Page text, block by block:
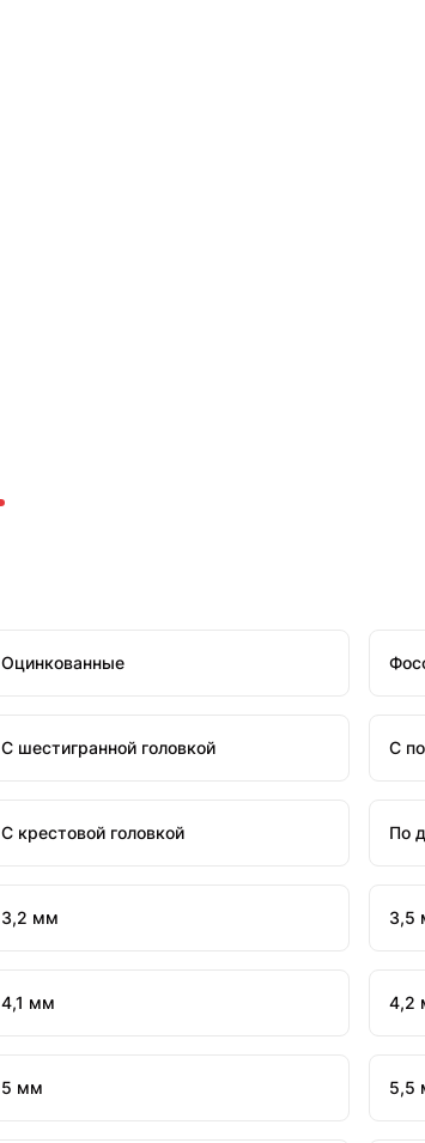
Оцинкованные
С шестигранной головкой С
С крестовой головкой По
3,2 мм 3,5
4,1 мм 4,2
5 мм 5,5